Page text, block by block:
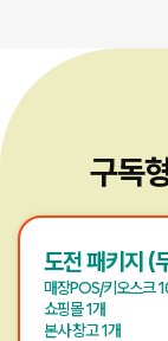
구독
도전 패키지 (
매장POS/키오스크
쇼핑몰 1개
본사 창고 1개